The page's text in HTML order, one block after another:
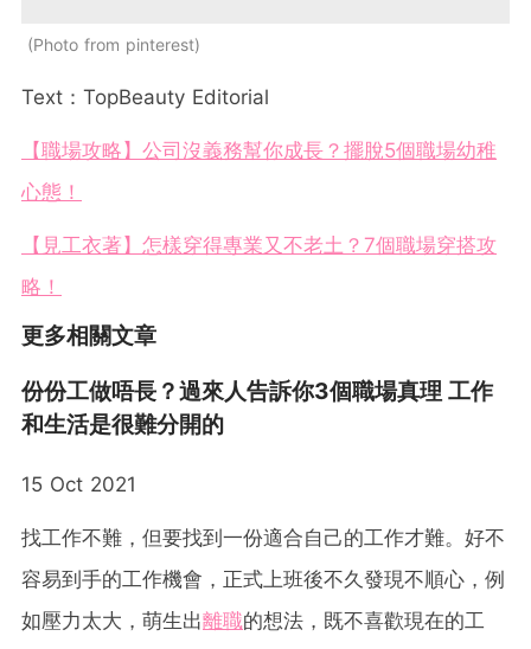
Photo from pinterest
Text：TopBeauty Editorial
【職場攻略】公司沒義務幫你成長？擺脫5個職場幼稚
心態！
【見工衣著】怎樣穿得專業又不老土？7個職場穿搭攻
略！
更多相關文章
份份工做唔長？過來人告訴你3個職場真理 工作
和生活是很難分開的
15 Oct 2021
找工作不難，但要找到一份適合自己的工作才難。好不
容易到手的工作機會，正式上班後不久發現不順心，例
如壓力太大，萌生出離職的想法，既不喜歡現在的工